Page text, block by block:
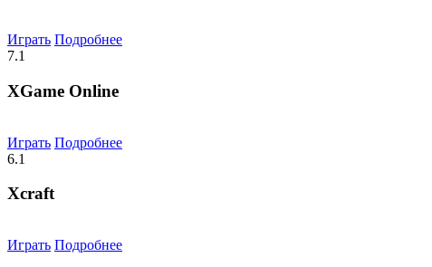
Играть Подробнее
7.1
XGame Online
Играть Подробнее
6.1
Xcraft
Играть Подробнее